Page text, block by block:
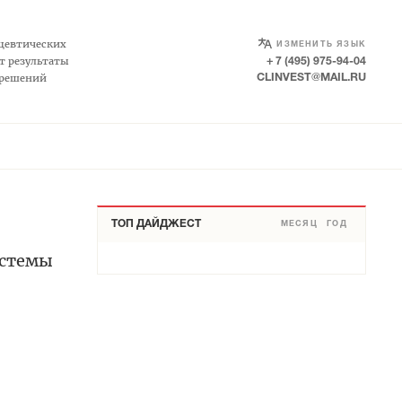
результаты
ИЗМЕНИТЬ ЯЗЫК
SELECT LANGUAGE
+ 7 (495) 975-94-04
CLINVEST@MAIL.RU
ТОП ДАЙДЖЕСТ МЕСЯЦ ГОД